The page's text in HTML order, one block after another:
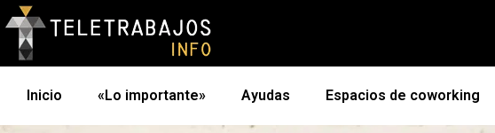
Inicio «Lo importante» Ayudas Espacios de coworking